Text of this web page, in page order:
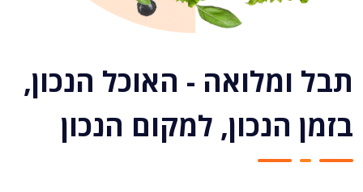
תבל ומלואה - האוכל הנכון,
בזמן הנכון, למקום הנכון